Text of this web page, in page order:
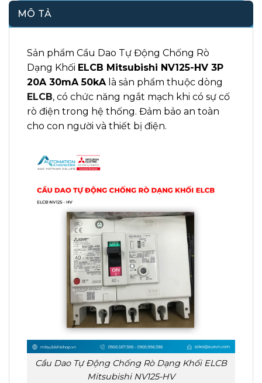
MÔ TẢ
Sản phẩm Cầu Dao Tự Động Chống Rò
Dạng Khối ELCB Mitsubishi NV125-HV 3P
20A 30mA 50kA là sản phẩm thuộc dòng
ELCB, có chức năng ngắt mạch khi có sự cố
rò điện trong hệ thống. Đảm bảo an toàn
cho con người và thiết bị điện.
Cầu Dao Tự Động Chống Rò Dạng Khối ELCB
Mitsubishi NV125-HV